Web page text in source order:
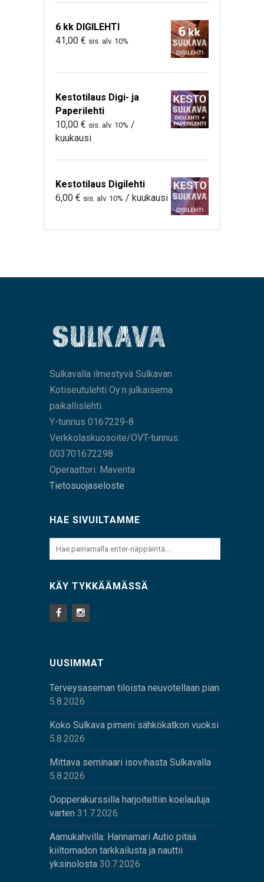
6 kk DIGILEHTI
41,00 € sis. alv. 10%
Kestotilaus Digi- ja
Paperilehti
10,00 € sis. alv. 10% /
kuukausi
Kestotilaus Digilehti
6,00 € sis. alv. 10% / kuukausi
Sulkavalla ilmestyvä Sulkavan
Kotiseutulehti Oy:n julkaisema
paikallislehti.
Y-tunnus 0167229-8
Verkkolaskuosoite/OVT-tunnus:
003701672298
Operaattori: Maventa
Tietosuojaseloste
HAE SIVUILTAMME
KÄY TYKKÄÄMÄSSÄ
UUSIMMAT
Terveysaseman tiloista neuvotellaan pian
5.8.2026
Koko Sulkava pimeni sähkökatkon vuoksi
5.8.2026
Mittava seminaari isovihasta Sulkavalla
5.8.2026
Oopperakurssilla harjoiteltiin koelauluja
varten 31.7.2026
Aamukahvilla: Hannamari Autio pitää
kiiltomadon tarkkailusta ja nauttii
yksinolosta 30.7.2026